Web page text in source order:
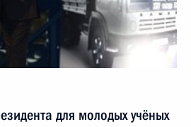
для молодых учёных